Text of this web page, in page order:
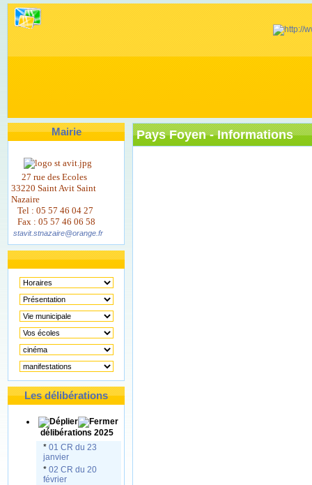
Mairie
27 rue des Ecoles
33220 Saint Avit Saint
Nazaire
Tel : 05 57 46 04 27
Fax : 05 57 46 06 58
stavit.stnazaire@orange.fr
Les délibérations
délibérations 2025
* 01 CR du 23
janvier
* 02 CR du 20
février
Pays Foyen - Informations